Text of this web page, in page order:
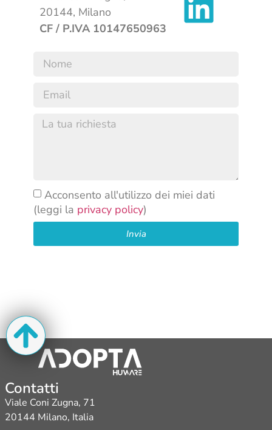
20144, Milano
CF / P.IVA 10147650963
Acconsento all'utilizzo dei miei dati
(leggi la privacy policy)
Invia
Contatti
Viale Coni Zugna, 71
20144 Milano, Italia